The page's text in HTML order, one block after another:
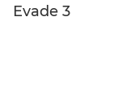
Evade 3